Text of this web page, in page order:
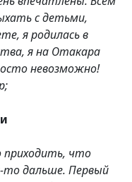
с детьми,
я родилась в
я на Отакара
невозможно!
приходить, что
то дальше. Первый